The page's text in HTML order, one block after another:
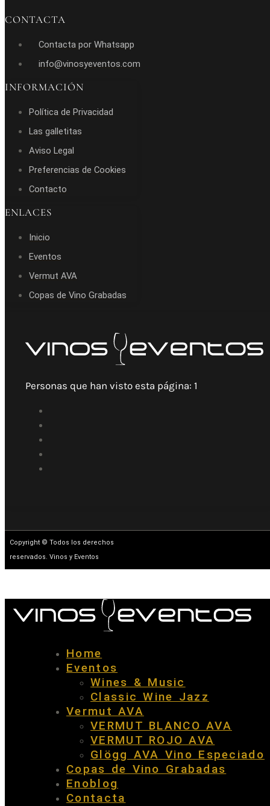
CONTACTA
Contacta por Whatsapp
info@vinosyeventos.com
INFORMACIÓN
Política de Privacidad
Las galletitas
Aviso Legal
Preferencias de Cookies
Contacto
ENLACES
Inicio
Eventos
Vermut AVA
Copas de Vino Grabadas
Personas que han visto esta página: 1
Copyright © Todos los derechos
reservados. Vinos y Eventos
Home
Eventos
Wines & Music
Classic Wine Jazz
Vermut AVA
VERMUT BLANCO AVA
VERMUT ROJO AVA
Glögg AVA Vino Especiado
Copas de Vino Grabadas
Enoblog
Contacta